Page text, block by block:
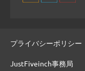
プライバシーポリシー
JustFiveinch事務局